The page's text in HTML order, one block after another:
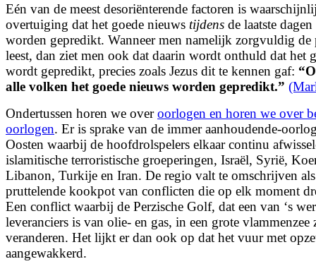
Eén van de meest desoriënterende factoren is
overtuiging dat het goede nieuws tijdens de laatste
worden gepredikt. Wanneer men namelijk zorgvuldig de
leest, dan ziet men ook dat daarin wordt onthuld dat het
wordt gepredikt, precies zoals Jezus dit te kennen gaf: “
alle volken het goede nieuws worden gepredikt.”
Ondertussen horen we overoorlogen en horen we over
oorlogen. Er is sprake van de immer aanhoudende-
Oosten waarbij de hoofdrolspelers elkaar continu
islamitische terroristische groeperingen, Israël, Syrië,
Libanon, Turkije en Iran. De regio valt te omschrijven als
pruttelende kookpot van conflicten die op elk moment
Een conflict waarbij de Perzische Golf, dat een van ‘s
leveranciers is van olie- en gas, in een grote vlammenzee
veranderen. Het lijkt er dan ook op dat het vuur met
aangewakkerd.